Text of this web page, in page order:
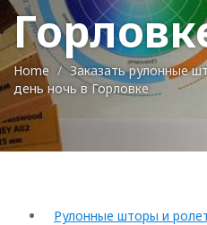
Home
Заказать рулонные
день ночь в Горловке
Рулонные шторы и